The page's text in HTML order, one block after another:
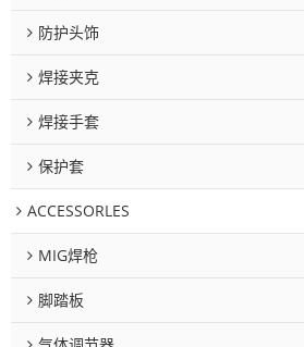
防护头饰
焊接夹克
焊接手套
保护套
ACCESSORLES
MIG焊枪
脚踏板